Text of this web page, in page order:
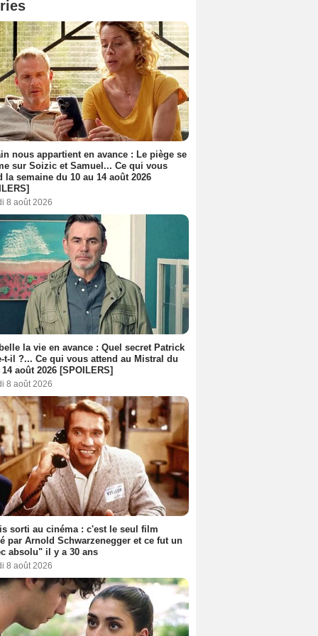
nous appartient en avance : Le piège se
sur Soizic et Samuel... Ce qui vous
la semaine du 10 au 14 août 2026
8 août 2026
la vie en avance : Quel secret Patrick
t-il ?... Ce qui vous attend au Mistral du
août 2026 [SPOILERS]
8 août 2026
sorti au cinéma : c'est le seul film
par Arnold Schwarzenegger et ce fut un
absolu" il y a 30 ans
8 août 2026